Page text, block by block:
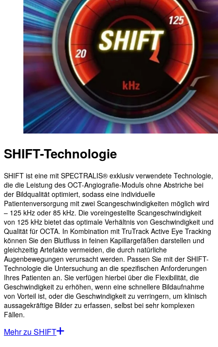
SHIFT-Technologie
SHIFT ist eine mit SPECTRALIS® exklusiv verwendete Technologie,
die die Leistung des OCT-Angiografie-Moduls ohne Abstriche bei
der Bildqualität optimiert, sodass eine individuelle
Patientenversorgung mit zwei Scangeschwindigkeiten möglich wird
– 125 kHz oder 85 kHz. Die voreingestellte Scangeschwindigkeit
von 125 kHz bietet das optimale Verhältnis von Geschwindigkeit und
Qualität für OCTA. In Kombination mit TruTrack Active Eye Tracking
können Sie den Blutfluss in feinen Kapillargefäßen darstellen und
gleichzeitig Artefakte vermeiden, die durch natürliche
Augenbewegungen verursacht werden. Passen Sie mit der SHIFT-
Technologie die Untersuchung an die spezifischen Anforderungen
Ihres Patienten an. Sie verfügen hierbei über die Flexibilität, die
Geschwindigkeit zu erhöhen, wenn eine schnellere Bildaufnahme
von Vorteil ist, oder die Geschwindigkeit zu verringern, um klinisch
aussagekräftige Bilder zu erfassen, selbst bei sehr komplexen
Fällen.
Mehr zu SHIFT